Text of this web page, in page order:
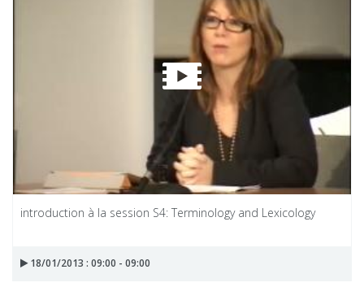
introduction à la session S4: Terminology and Lexicology
18/01/2013 : 09:00 - 09:00